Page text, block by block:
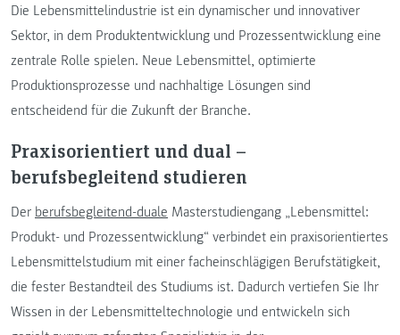
Die Lebensmittelindustrie ist ein dynamischer und innovativer
Sektor, in dem Produktentwicklung und Prozessentwicklung eine
zentrale Rolle spielen. Neue Lebensmittel, optimierte
Produktionsprozesse und nachhaltige Lösungen sind
entscheidend für die Zukunft der Branche.
Praxisorientiert und dual –
berufsbegleitend studieren
Der berufsbegleitend-duale Masterstudiengang „Lebensmittel:
Produkt- und Prozessentwicklung“ verbindet ein praxisorientiertes
Lebensmittelstudium mit einer facheinschlägigen Berufstätigkeit,
die fester Bestandteil des Studiums ist. Dadurch vertiefen Sie Ihr
Wissen in der Lebensmitteltechnologie und entwickeln sich